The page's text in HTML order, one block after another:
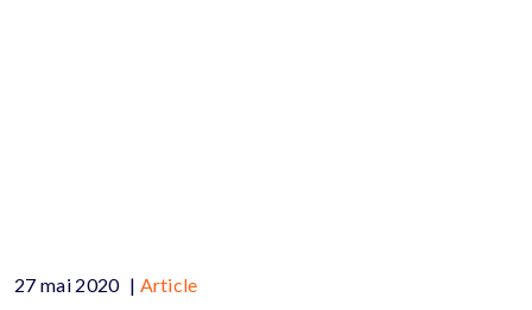
27 mai 2020 | Article